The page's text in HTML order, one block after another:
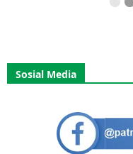
Sosial Media